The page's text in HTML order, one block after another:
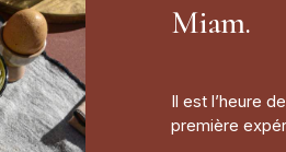
Miam.
Il est l’heure
première